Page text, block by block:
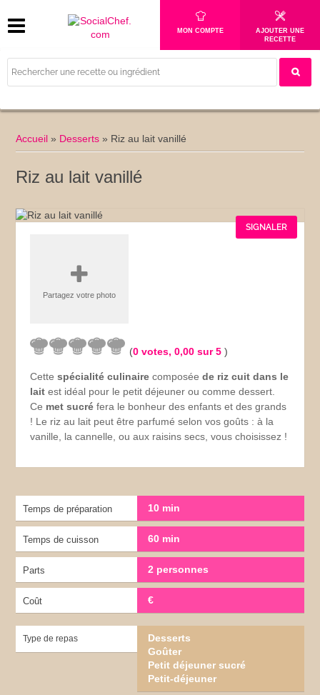
MON COMPTE
AJOUTER UNE
RECETTE
Accueil » Desserts » Riz au lait vanillé
Riz au lait vanillé
SIGNALER
Partagez votre photo
(0 votes,0,00 sur 5)
Cettespécialité culinaire composéede riz cuit dans le
lait est idéal pour le petit déjeuner ou comme dessert.
Ce met sucré fera le bonheur des enfants et des grands
! Le riz au lait peut être parfumé selon vos goûts : à la
vanille, la cannelle, ou aux raisins secs, vous choisissez !
Temps de préparation 10 min
Temps de cuisson 60 min
Parts 2 personnes
Coût €
Type de repas
Desserts
Goûter
Petit déjeuner sucré
Petit-déjeuner